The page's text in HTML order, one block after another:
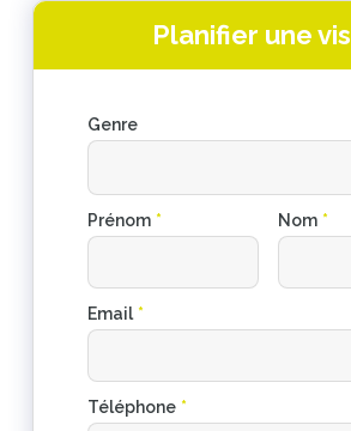
Planifier une
Genre
Prénom * Nom *
Email *
Téléphone *